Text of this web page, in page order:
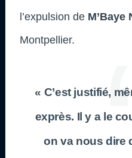
l’expulsion de M’Baye
Montpellier.
« C’est justifié,
exprès. Il y a le
on va nous dire